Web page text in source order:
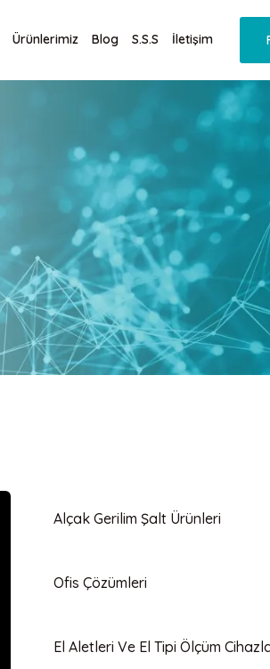
Ürünlerimiz Blog S.S.S İletişim
Alçak Gerilim Şalt Ürünleri
Ofis Çözümleri
El Aletleri Ve El Tipi Ölçüm